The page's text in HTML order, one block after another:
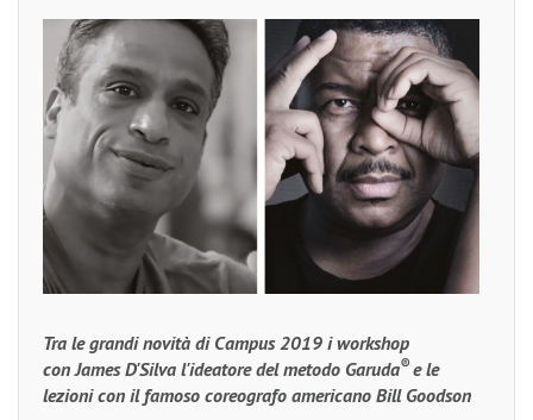
Tra le grandi novità di Campus 2019 i workshop
con James D'Silva l'ideatore del metodo Garuda®e le
lezioni con il famoso coreografo americano Bill Goodson